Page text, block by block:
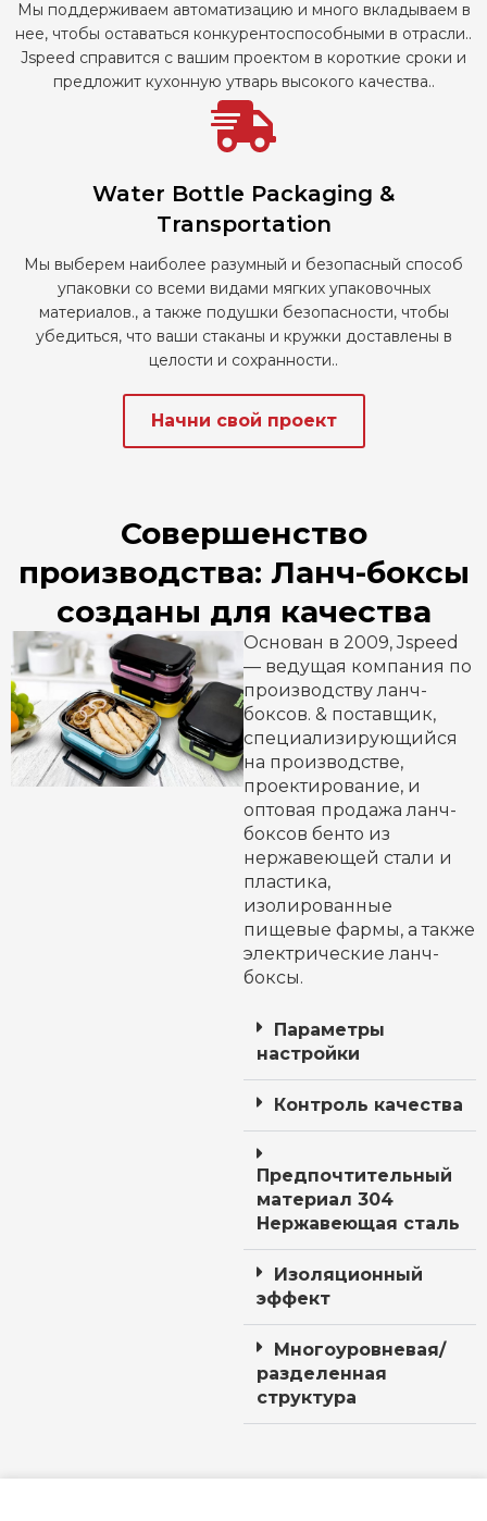
Мы поддерживаем автоматизацию и много вкладываем в
нее, чтобы оставаться конкурентоспособными в отрасли..
Jspeed справится с вашим проектом в короткие сроки и
предложит кухонную утварь высокого качества..
Water Bottle Packaging &
Transportation
Мы выберем наиболее разумный и безопасный способ
упаковки со всеми видами мягких упаковочных
материалов., а также подушки безопасности, чтобы
убедиться, что ваши стаканы и кружки доставлены в
целости и сохранности..
Начни свой проект
Совершенство
производства: Ланч-боксы
созданы для качества
Основан в 2009, Jspeed
— ведущая компания по
производству ланч-
боксов. & поставщик,
специализирующийся
на производстве,
проектирование, и
оптовая продажа ланч-
боксов бенто из
нержавеющей стали и
пластика,
изолированные
пищевые фармы, а также
электрические ланч-
боксы.
Параметры
настройки
Контроль качества
Предпочтительный
материал 304
Нержавеющая сталь
Изоляционный
эффект
Многоуровневая/
разделенная
структура